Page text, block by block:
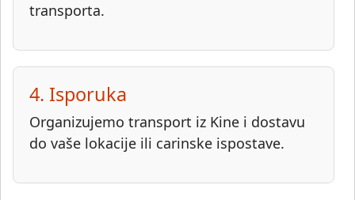
transporta.
4. Isporuka
Organizujemo transport iz Kine i dostavu
do vaše lokacije ili carinske ispostave.